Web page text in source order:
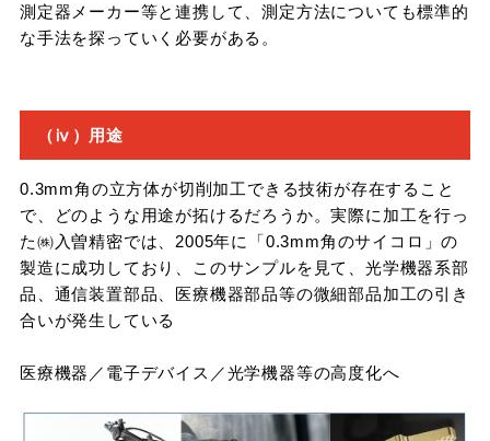
測定器メーカー等と連携して、測定方法についても標準的
な手法を探っていく必要がある。
（ⅳ）用途
0.3mm角の立方体が切削加工できる技術が存在すること
で、どのような用途が拓けるだろうか。実際に加工を行っ
た㈱入曽精密では、2005年に「0.3mm角のサイコロ」の
製造に成功しており、このサンプルを見て、光学機器系部
品、通信装置部品、医療機器部品等の微細部品加工の引き
合いが発生している
医療機器／電子デバイス／光学機器等の高度化へ